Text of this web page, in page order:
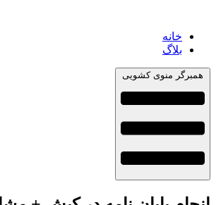
خانه
بلاگ
همبرگر منوی کشویی